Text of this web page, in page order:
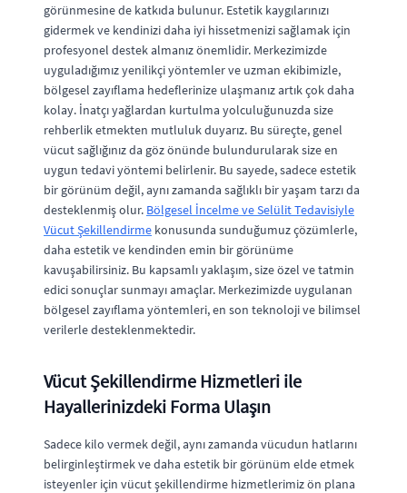
görünmesine de katkıda bulunur. Estetik kaygılarınızı
gidermek ve kendinizi daha iyi hissetmenizi sağlamak için
profesyonel destek almanız önemlidir. Merkezimizde
uyguladığımız yenilikçi yöntemler ve uzman ekibimizle,
bölgesel zayıflama hedeflerinize ulaşmanız artık çok daha
kolay. İnatçı yağlardan kurtulma yolculuğunuzda size
rehberlik etmekten mutluluk duyarız. Bu süreçte, genel
vücut sağlığınız da göz önünde bulundurularak size en
uygun tedavi yöntemi belirlenir. Bu sayede, sadece estetik
bir görünüm değil, aynı zamanda sağlıklı bir yaşam tarzı da
desteklenmiş olur. Bölgesel İncelme ve Selülit Tedavisiyle
Vücut Şekillendirme konusunda sunduğumuz çözümlerle,
daha estetik ve kendinden emin bir görünüme
kavuşabilirsiniz. Bu kapsamlı yaklaşım, size özel ve tatmin
edici sonuçlar sunmayı amaçlar. Merkezimizde uygulanan
bölgesel zayıflama yöntemleri, en son teknoloji ve bilimsel
verilerle desteklenmektedir.
Vücut Şekillendirme Hizmetleri ile
Hayallerinizdeki Forma Ulaşın
Sadece kilo vermek değil, aynı zamanda vücudun hatlarını
belirginleştirmek ve daha estetik bir görünüm elde etmek
isteyenler için vücut şekillendirme hizmetlerimiz ön plana